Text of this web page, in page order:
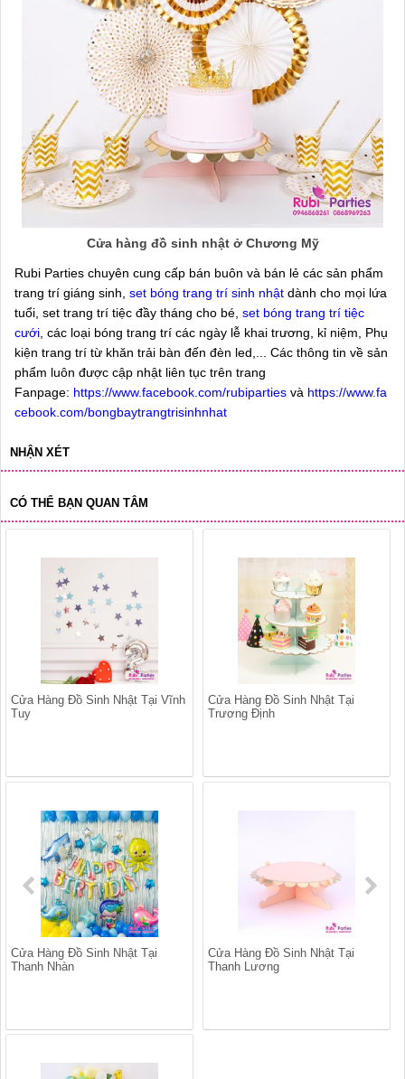
Cửa hàng đồ sinh nhật ở Chương Mỹ
Rubi Parties chuyên cung cấp bán buôn và bán lẻ các sản phẩm
trang trí giáng sinh, set bóng trang trí sinh nhật dành cho mọi lứa
tuổi, set trang trí tiệc đầy tháng cho bé, set bóng trang trí tiệc
cưới , các loại bóng trang trí các ngày lễ khai trương, kỉ niệm, Phụ
kiện trang trí từ khăn trải bàn đến đèn led,... Các thông tin về sản
phẩm luôn được cập nhật liên tục trên trang
Fanpage: https://www.facebook.com/rubiparties và https://www.fa
cebook.com/bongbaytrangtrisinhnhat
NHẬN XÉT
CÓ THỂ BẠN QUAN TÂM
Cửa Hàng Đồ Sinh Nhật Tại Vĩnh
Tuy
Cửa Hàng Đồ Sinh Nhật Tại
Trương Định
Cửa Hàng Đồ Sinh Nhật Tại
Thanh Nhàn
Cửa Hàng Đồ Sinh Nhật Tại
Thanh Lương